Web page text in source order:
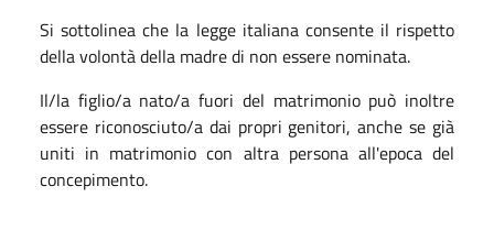
Si sottolinea che la legge italiana consente il rispetto
della volontà della madre di non essere nominata.
Il/la figlio/a nato/a fuori del matrimonio può inoltre
essere riconosciuto/a dai propri genitori, anche se già
uniti in matrimonio con altra persona all'epoca del
concepimento.